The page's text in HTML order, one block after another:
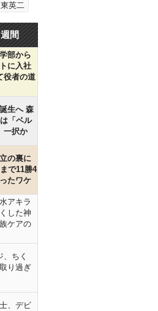
英二
週間
部から
に入社
役者の道
生へ 森
「ベル
一択か
の裏に
で11勝4
たワケ
アキラ
した神
ケアの
ちく
り過ぎ
、デビ